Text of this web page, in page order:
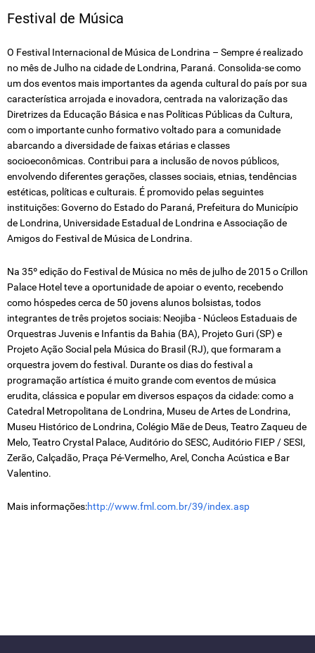
FESTIVAL DE TEATRO
SOCIEDADE RURAL
PARQUE ARTHUR THOMAS
JARDIM BOTÂNICO
Festival de Música
O Festival Internacional de Música de Londrina – Sempre é realizado
no mês de Julho na cidade de Londrina, Paraná. Consolida-se como
um dos eventos mais importantes da agenda cultural do país por sua
característica arrojada e inovadora, centrada na valorização das
Diretrizes da Educação Básica e nas Políticas Públicas da Cultura,
com o importante cunho formativo voltado para a comunidade
abarcando a diversidade de faixas etárias e classes
socioeconômicas. Contribui para a inclusão de novos públicos,
envolvendo diferentes gerações, classes sociais, etnias, tendências
estéticas, políticas e culturais. É promovido pelas seguintes
instituições: Governo do Estado do Paraná, Prefeitura do Município
de Londrina, Universidade Estadual de Londrina e Associação de
Amigos do Festival de Música de Londrina.
Na 35º edição do Festival de Música no mês de julho de 2015 o Crillon
Palace Hotel teve a oportunidade de apoiar o evento, recebendo
como hóspedes cerca de 50 jovens alunos bolsistas, todos
integrantes de três projetos sociais: Neojiba - Núcleos Estaduais de
Orquestras Juvenis e Infantis da Bahia (BA), Projeto Guri (SP) e
Projeto Ação Social pela Música do Brasil (RJ), que formaram a
orquestra jovem do festival. Durante os dias do festival a
programação artística é muito grande com eventos de música
erudita, clássica e popular em diversos espaços da cidade: como a
Catedral Metropolitana de Londrina, Museu de Artes de Londrina,
Museu Histórico de Londrina, Colégio Mãe de Deus, Teatro Zaqueu de
Melo, Teatro Crystal Palace, Auditório do SESC, Auditório FIEP / SESI,
Zerão, Calçadão, Praça Pé-Vermelho, Arel, Concha Acústica e Bar
Valentino.
Mais informações:http://www.fml.com.br/39/index.asp